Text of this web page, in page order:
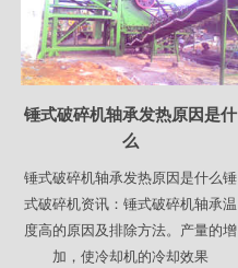
锤式破碎机轴承发热原因是什
么
锤式破碎机轴承发热原因是什么锤
式破碎机资讯：锤式破碎机轴承温
度高的原因及排除方法。产量的增
加，使冷却机的冷却效果